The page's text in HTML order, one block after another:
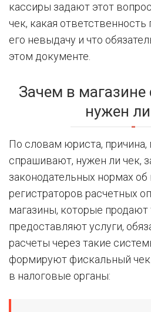
кассиры задают этот
чек, какая
его невыдачу и что
этом документе.
Зачем в
нужен
По словам юриста, причина,
спрашивают, нужен ли чек,
законодательных нормах
регистраторов расчетных
магазины, которые продают
предоставляют услуги,
расчеты через такие
формируют фискальный
в налоговые органы: